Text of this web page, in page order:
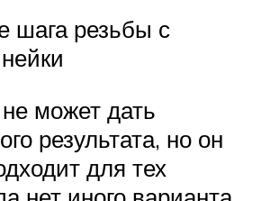
шага резьбы с
может дать
результата, но он
для тех